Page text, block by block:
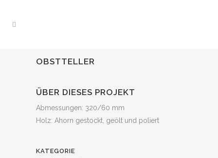
OBSTTELLER
ÜBER DIESES PROJEKT
Abmessungen: 320/60 mm
Holz: Ahorn gestockt, geölt und poliert
KATEGORIE